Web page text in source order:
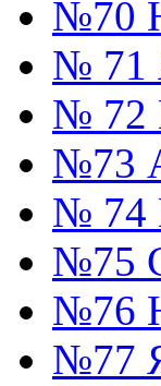
№70
№ 71
№ 72
№73
№ 74
№75
№76
№77